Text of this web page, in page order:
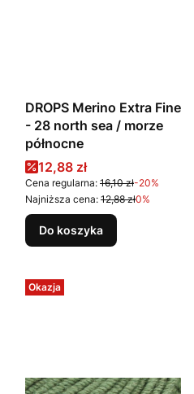
DROPS Merino Extra Fine
- 28 north sea / morze
północne
Cena promocyjna
12,88 zł
Cena regularna: 16,10 zł-20%
Najniższa cena: 12,88 zł0%
Do koszyka
Okazja